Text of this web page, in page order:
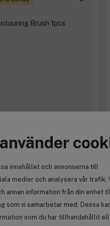
innehållet och annonserna till
medier och analysera vår trafik.
annan information från din enhet
som vi samarbetar med. Dessa
som du har tillhandahållit
kr